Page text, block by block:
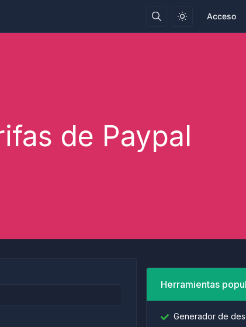
Acceso
de Paypal
Herramientas